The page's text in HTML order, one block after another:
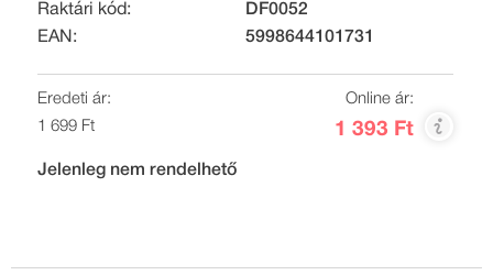
Raktári kód:
DF0052
EAN:
5998644101731
Eredeti ár:
1 699 Ft
Online ár:
1 393 Ft
Jelenleg nem rendelhető